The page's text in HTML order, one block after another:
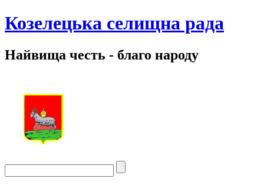
Козелецька селищна рада
Найвища честь - благо народу